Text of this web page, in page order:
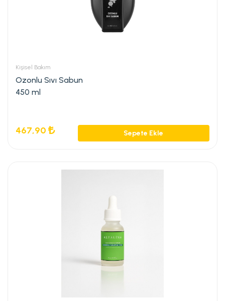
Kişisel Bakım
Ozonlu Sıvı Sabun
450 ml
467,90 Sepete Ekle